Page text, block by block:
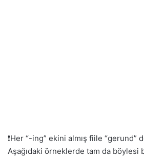
❗️Her “-ing” ekini almış fiile “gerund”
Aşağıdaki örneklerde tam da böylesi